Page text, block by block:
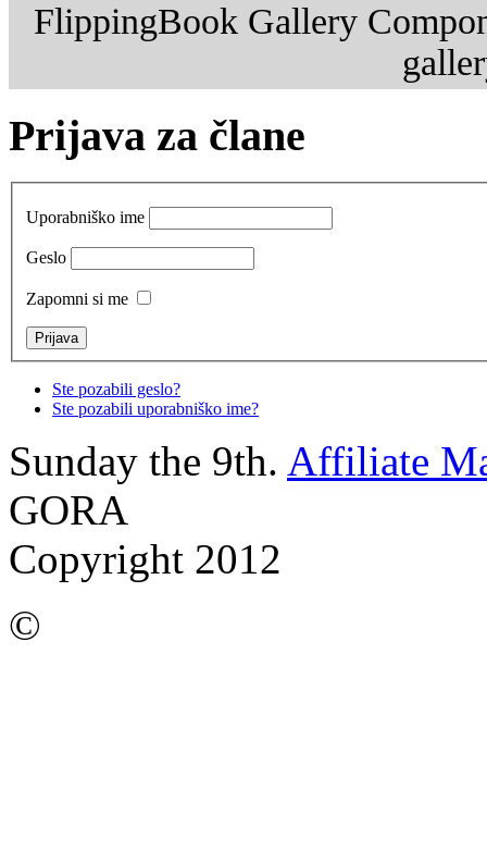
FlippingBook Gallery
Prijava za člane
Uporabniško ime
Geslo
Zapomni si me
Ste pozabili geslo?
Ste pozabili uporabniško ime?
Sunday the 9th. Affiliate
GORA
Copyright 2012
©